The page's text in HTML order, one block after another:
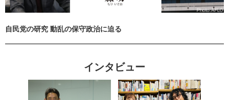
自民党の研究 動乱の保守政治に迫る
インタビュー